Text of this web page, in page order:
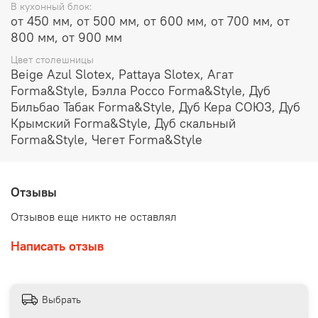
промойте ее водой.
Не выливайте в мойку кипящее масло, оно может
повредить резиновые и пластиковые детали слива
и сифона.
Мы рекомендуем ухаживать за мойкой с помощью
мягкой губки и средства для мытья посуды:
Возьмите любое чистящее кремо- или
гелеобразное средство для кухни.
Нанесите средство на губку, вымойте чашу и
Вытрите насухо полотенцем или тряпкой.
Регулярный уход позволит не допустить образования
жесткой воды.
При ежедневном использовании мойки на ее
В кухонный блок:
от 450 мм, от 500 мм, от 600 мм, от 700 мм, от
800 мм, от 900 мм
Цвет столешницы
Beige Azul Slotex, Pattaya Slotex, Агат
Forma&Style, Бэлла Россо Forma&Style, Дуб
Бильбао Табак Forma&Style, Дуб Кера СОЮЗ, Дуб
Крымский Forma&Style, Дуб скальный
Forma&Style, Чегет Forma&Style
Отзывы
Отзывов еще никто не оставлял
Написать отзыв
Выбрать